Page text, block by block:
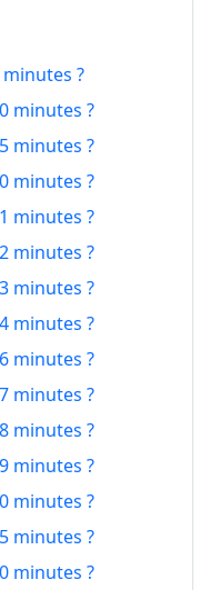
19
20
21
?
minutes ?
minutes ?
minutes ?
minutes ?
minutes ?
minutes ?
minutes ?
minutes ?
minutes ?
minutes ?
minutes ?
minutes ?
minutes ?
minutes ?